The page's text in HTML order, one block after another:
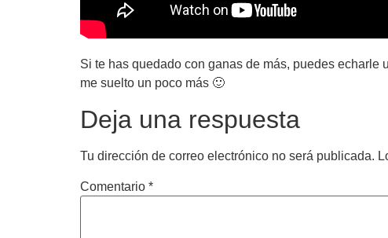
Si te has quedado con ganas de más, puedes echarle
me suelto un poco más 🙂
Deja una respuesta
Tu dirección de correo electrónico no será publicada.
Comentario *